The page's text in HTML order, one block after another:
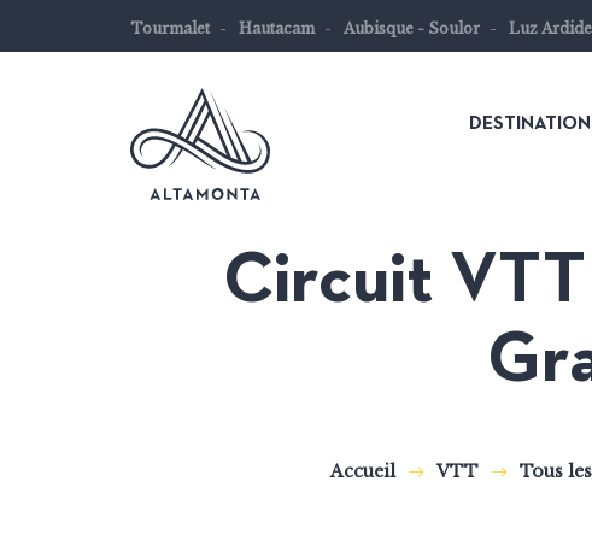
Tourmalet Hautacam Aubisque - Soulor Luz
Circuit VTT
Accueil VTT Tous